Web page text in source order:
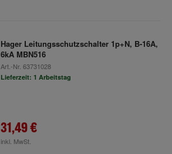
Hager Leitungsschutzschalter 1p+N, B-16A,
6kA MBN516
Art.-Nr. 63731028
Lieferzeit: 1 Arbeitstag
31,49 €
inkl. MwSt.